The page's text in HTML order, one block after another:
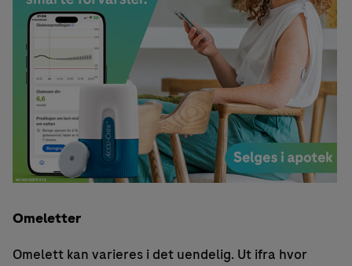
Omeletter
Omelett kan varieres i det uendelig. Ut ifra hvor